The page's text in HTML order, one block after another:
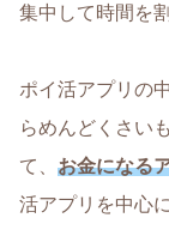
集中して時間を
ポイ活アプリの
らめんどくさい
て、 お金になる
活アプリを中心